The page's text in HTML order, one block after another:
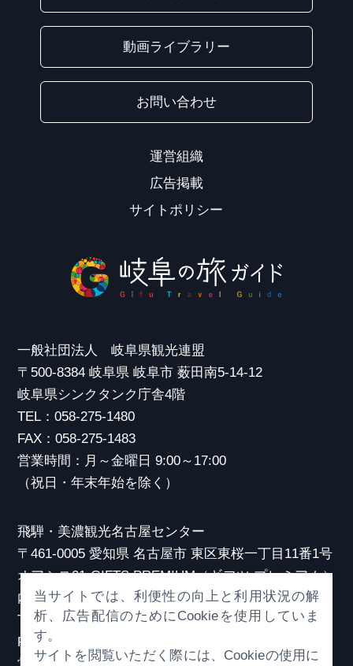
動画ライブラリー
お問い合わせ
運営組織
広告掲載
サイトポリシー
一般社団法人 岐阜県観光連盟
〒500-8384 岐阜県 岐阜市 薮田南5-14-12
岐阜県シンクタンク庁舎4階
TEL：058-275-1480
FAX：058-275-1483
営業時間：月～金曜日 9:00～17:00
（祝日・年末年始を除く）
飛騨・美濃観光名古屋センター
〒461-0005 愛知県 名古屋市 東区東桜一丁目11番1号
オアシス21 GIFTS PREMIUM（ギフツ プレミアム）
内
TEL：052-253-6185
FAX：052-253-6186
当サイトでは、利便性の向上と利用状況の解
析、広告配信のためにCookieを使用していま
す。
サイトを閲覧いただく際には、Cookieの使用に